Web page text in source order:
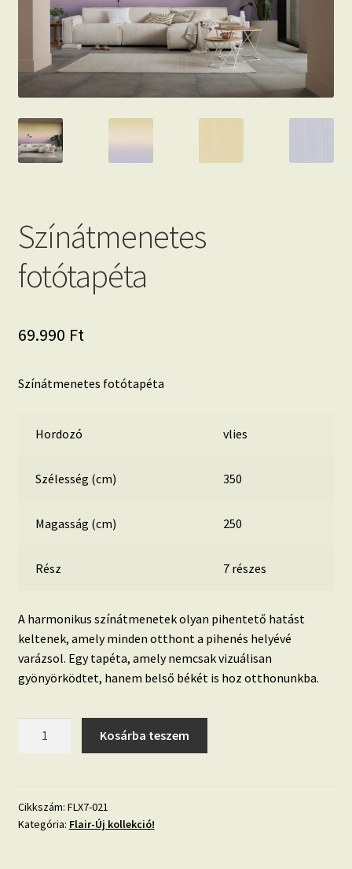
Beton hatású tapéták
Kapcsolat
Színátmenetes
fotótapéta
69.990 Ft
Színátmenetes fotótapéta
Hordozó vlies
Szélesség (cm) 350
Magasság (cm) 250
Rész 7 részes
A harmonikus színátmenetek olyan pihentető hatást
keltenek, amely minden otthont a pihenés helyévé
varázsol. Egy tapéta, amely nemcsak vizuálisan
gyönyörködtet, hanem belső békét is hoz otthonunkba.
Kosárba teszem
Cikkszám: FLX7-021
Kategória: Flair-Új kollekció!